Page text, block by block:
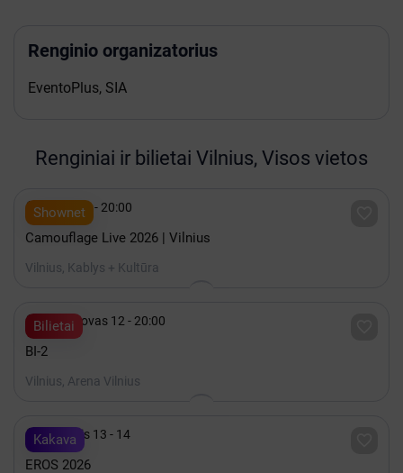
Renginio organizatorius
EventoPlus, SIA
Renginiai ir bilietai Vilnius, Visos vietos
Shownet
 Spalis 15 - 20:00
Camouflage Live 2026 | Vilnius
Vilnius, Kablys + Kultūra
Bilietai
 2027 Kovas 12 - 20:00
BI-2
Vilnius, Arena Vilnius
Kakava
 Lapkritis 13 - 14
EROS 2026